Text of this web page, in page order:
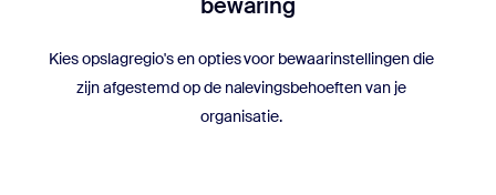
bewaring
Kies opslagregio's en opties voor bewaarinstellingen die
zijn afgestemd op de nalevingsbehoeften van je
organisatie.